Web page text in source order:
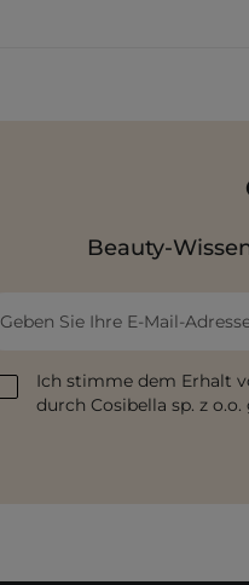
Beauty-
Geben Sie Ihre E-Mail-
Ich stimme dem Erhalt
durch Cosibella sp. z